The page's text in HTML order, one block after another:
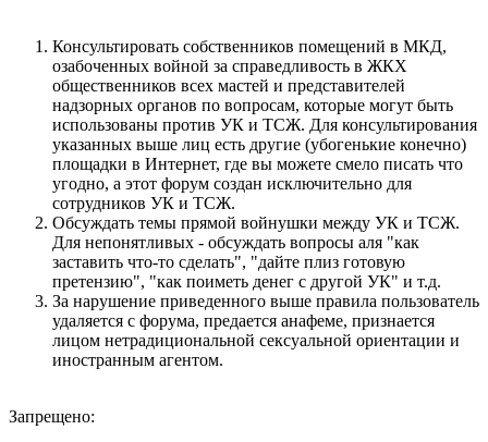
Консультировать собственников помещений в МКД,
озабоченных войной за справедливость в ЖКХ
общественников всех мастей и представителей
надзорных органов по вопросам, которые могут быть
использованы против УК и ТСЖ. Для консультирования
указанных выше лиц есть другие (убогенькие конечно)
площадки в Интернет, где вы можете смело писать что
угодно, а этот форум создан исключительно для
сотрудников УК и ТСЖ.
Обсуждать темы прямой войнушки между УК и ТСЖ.
Для непонятливых - обсуждать вопросы аля "как
заставить что-то сделать", "дайте плиз готовую
претензию", "как поиметь денег с другой УК" и т.д.
За нарушение приведенного выше правила пользователь
удаляется с форума, предается анафеме, признается
лицом нетрадициональной сексуальной ориентации и
иностранным агентом.
Запрещено: